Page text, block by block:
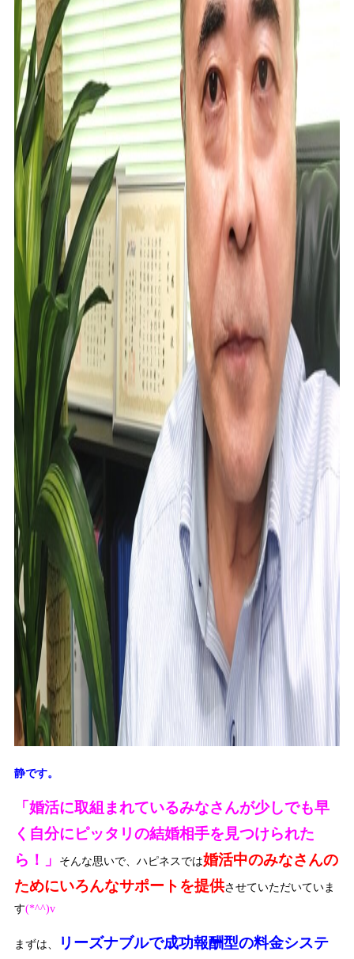
静です。
「婚活に取組まれているみなさんが少しでも早
く自分にピッタリの結婚相手を見つけられた
ら！」
そんな思いで、ハピネスでは婚活中のみなさんの
ためにいろんなサポートを提供させていただいていま
す(*^^)v
まずは、 リーズナブルで成功報酬型の料金システ